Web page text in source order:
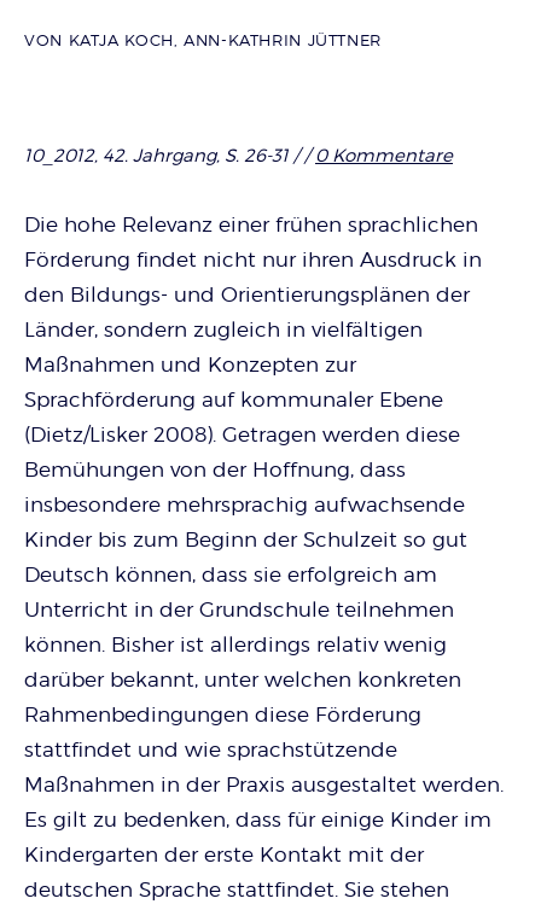
VON KATJA KOCH,ANN-KATHRIN JÜTTNER
10_2012, 42. Jahrgang, S. 26-31 //0 Kommentare
Die hohe Relevanz einer frühen sprachlichen
Förderung findet nicht nur ihren Ausdruck in
den Bildungs- und Orientierungsplänen der
Länder, sondern zugleich in vielfältigen
Maßnahmen und Konzepten zur
Sprachförderung auf kommunaler Ebene
(Dietz/Lisker 2008). Getragen werden diese
Bemühungen von der Hoffnung, dass
insbesondere mehrsprachig aufwachsende
Kinder bis zum Beginn der Schulzeit so gut
Deutsch können, dass sie erfolgreich am
Unterricht in der Grundschule teilnehmen
können. Bisher ist allerdings relativ wenig
darüber bekannt, unter welchen konkreten
Rahmenbedingungen diese Förderung
stattfindet und wie sprachstützende
Maßnahmen in der Praxis ausgestaltet werden.
Es gilt zu bedenken, dass für einige Kinder im
Kindergarten der erste Kontakt mit der
deutschen Sprache stattfindet. Sie stehen